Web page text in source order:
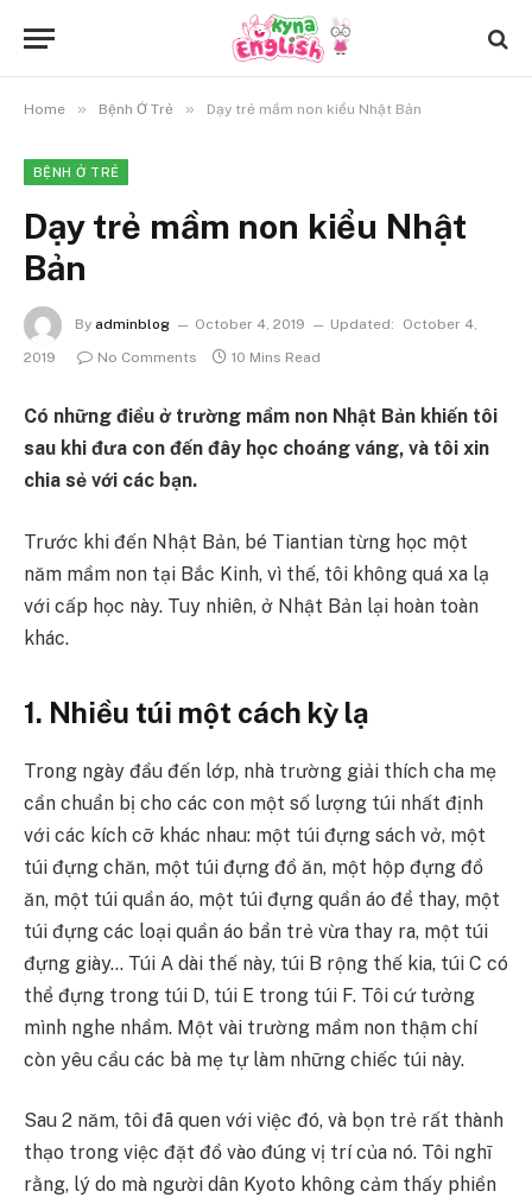
Home » Bệnh Ở Trẻ » Dạy trẻ mầm non kiểu Nhật Bản
BỆNH Ở TRẺ
Dạy trẻ mầm non kiểu Nhật
Bản
By adminblog October 4, 2019 Updated:
October 4,
2019
No Comments 10 Mins Read
Có những điều ở trường mầm non Nhật Bản khiến tôi
sau khi đưa con đến đây học choáng váng, và tôi xin
chia sẻ với các bạn.
Trước khi đến Nhật Bản, bé Tiantian từng học một
năm mầm non tại Bắc Kinh, vì thế, tôi không quá xa lạ
với cấp học này. Tuy nhiên, ở Nhật Bản lại hoàn toàn
khác.
1. Nhiều túi một cách kỳ lạ
Trong ngày đầu đến lớp, nhà trường giải thích cha mẹ
cần chuẩn bị cho các con một số lượng túi nhất định
với các kích cỡ khác nhau: một túi đựng sách vở, một
túi đựng chăn, một túi đựng đồ ăn, một hộp đựng đồ
ăn, một túi quần áo, một túi đựng quần áo để thay, một
túi đựng các loại quần áo bẩn trẻ vừa thay ra, một túi
đựng giày… Túi A dài thế này, túi B rộng thế kia, túi C có
thể đựng trong túi D, túi E trong túi F. Tôi cứ tưởng
mình nghe nhầm. Một vài trường mầm non thậm chí
còn yêu cầu các bà mẹ tự làm những chiếc túi này.
Sau 2 năm, tôi đã quen với việc đó, và bọn trẻ rất thành
thạo trong việc đặt đồ vào đúng vị trí của nó. Tôi nghĩ
rằng, lý do mà người dân Kyoto không cảm thấy phiền